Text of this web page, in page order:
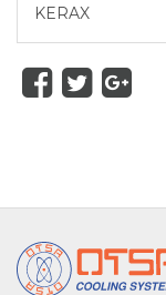
KERAX